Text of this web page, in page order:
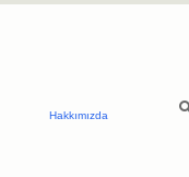
Hakkımızda